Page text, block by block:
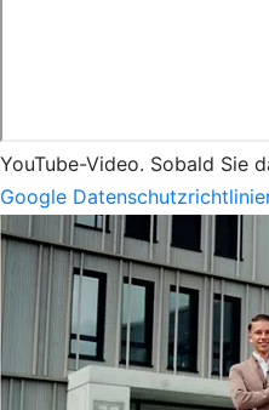
YouTube-Video. Sobald Sie
Google